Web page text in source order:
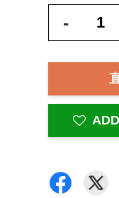
-